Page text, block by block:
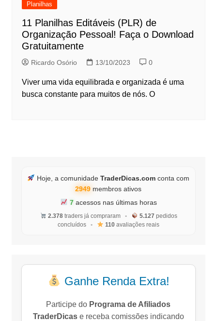
Planilhas
11 Planilhas Editáveis (PLR) de
Organização Pessoal! Faça o Download
Gratuitamente
Ricardo Osório 13/10/2023 0
Viver uma vida equilibrada e organizada é uma
busca constante para muitos de nós. O
Hoje, a comunidadeTraderDicas.com conta com
2949 membros ativos
7acessos nas últimas horas
2.378traders já compraram • 5.127 pedidos
concluídos
• 110avaliações reais
Ganhe Renda Extra!
Participe do Programa de Afiliados
TraderDicase receba comissões indicando